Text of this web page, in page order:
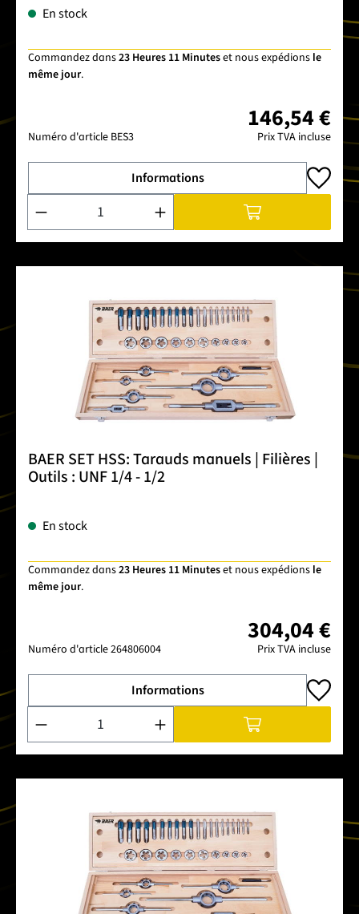
En stock
Commandez dans23 Heures 11 Minuteset nous expédions le
même jour.
Numéro d'article BES3
146,54 €
Prix TVA incluse
Informations
Quantité de produit : Entrez la quantité souhaitée ou
BAER SET HSS: Tarauds manuels | Filières |
Outils : UNF 1/4 - 1/2
En stock
Commandez dans23 Heures 11 Minuteset nous expédions le
même jour.
Numéro d'article264806004
304,04 €
Prix TVA incluse
Informations
Quantité de produit : Entrez la quantité souhaitée ou